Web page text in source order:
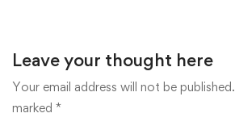
Leave your thought here
Your email address will not be published.
marked *